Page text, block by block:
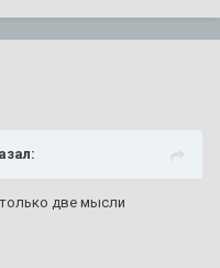
две мысли